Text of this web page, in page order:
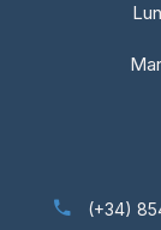
(+34)